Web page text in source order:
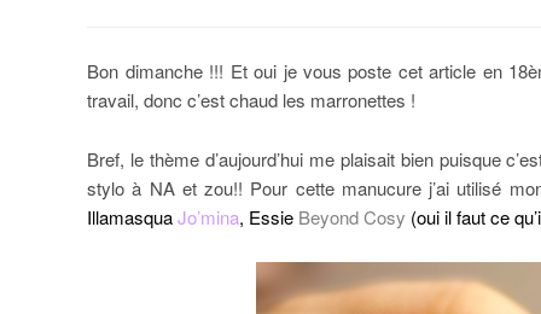
Bon dimanche !!! Et oui je vous poste cet article en
travail, donc c’est chaud les marronettes !
Bref, le thème d’aujourd’hui me plaisait bien puisque
stylo à NA et zou!! Pour cette manucure j’ai utilisé
Illamasqua Jo’mina, Essie Beyond Cosy (oui il faut ce